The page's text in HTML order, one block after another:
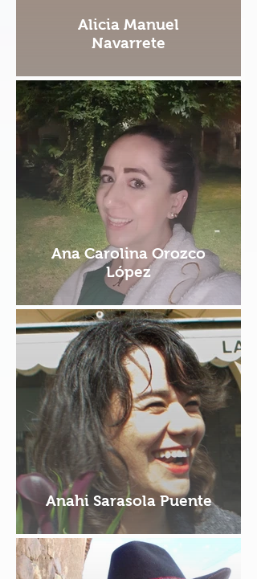
Alicia Manuel
Navarrete
Ana Carolina Orozco
López
Anahi Sarasola Puente